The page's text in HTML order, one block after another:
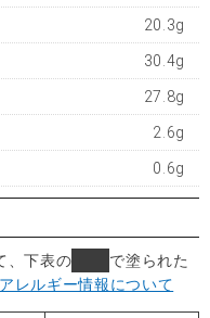
20.3g
30.4g
27.8g
2.6g
0.6g
、下表の
で塗られた
アレルギー情報について